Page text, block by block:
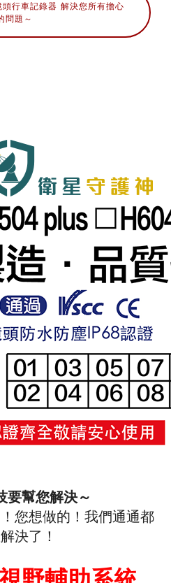
行車記錄器 解決您所有擔心
問題～
要幫您解決～
您想做的！我們通通都
決了！